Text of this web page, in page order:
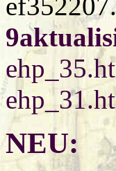
NEU: